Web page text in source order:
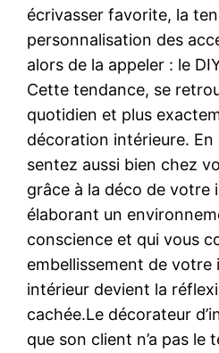
écrivasser favorite, la
personnalisation des
alors de la appeler : le
Cette tendance, se
quotidien et plus
décoration intérieure.
sentez aussi bien chez
grâce à la déco de votre
élaborant un
conscience et qui vous
embellissement de
intérieur devient la
cachée.Le décorateur
que son client n’a pas le